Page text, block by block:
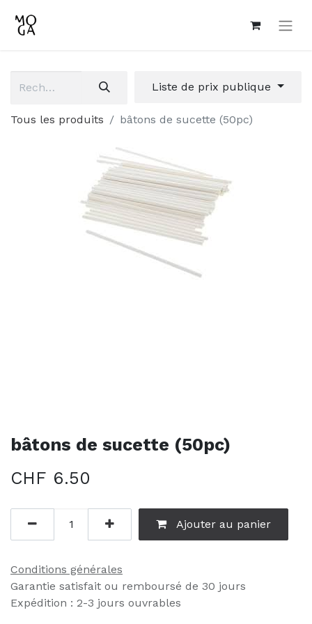
Liste de prix publique
Tous les produits bâtons de sucette (50pc)
bâtons de sucette (50pc)
CHF 6.50
Ajouter au panier
Conditions générales
Garantie satisfait ou remboursé de 30 jours
Expédition : 2-3 jours ouvrables